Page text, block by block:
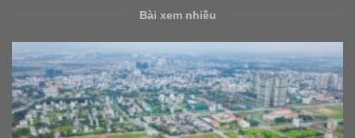
Bài xem nhiều